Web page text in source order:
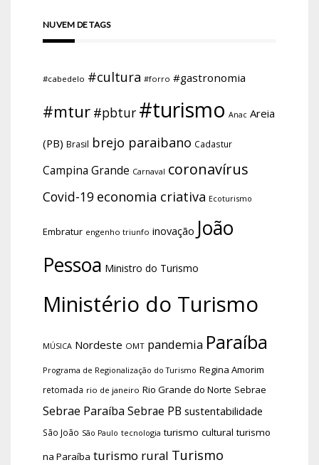
NUVEM DE TAGS
#cabedelo #cultura #forro #gastronomia
#mtur #pbtur #turismo Anac Areia
(PB) Brasil brejo paraibano Cadastur
Campina Grande Carnaval coronavírus
Covid-19 economia criativa Ecoturismo
Embratur engenho triunfo inovação João
Pessoa Ministro do Turismo
Ministério do Turismo
MÚSICA Nordeste OMT pandemia Paraíba
Programa de Regionalização do Turismo Regina Amorim
retomada rio de janeiro Rio Grande do Norte Sebrae
Sebrae Paraíba Sebrae PB sustentabilidade
São João São Paulo tecnologia turismo cultural turismo
na Paraíba turismo rural Turismo